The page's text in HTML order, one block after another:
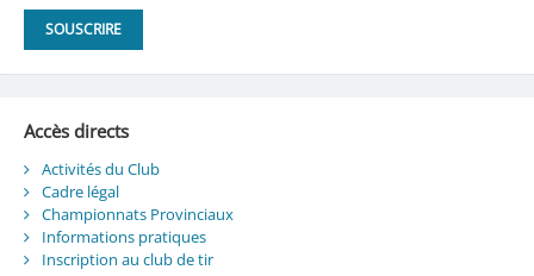
Accès directs
Activités du Club
Cadre légal
Championnats Provinciaux
Informations pratiques
Inscription au club de tir